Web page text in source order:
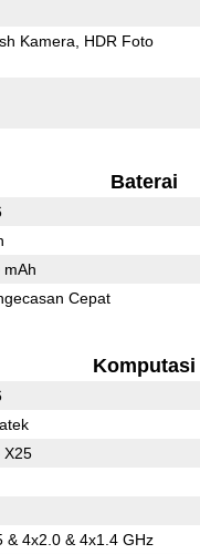
Kamera HDR Foto
Baterai
mAh
Cepat
Komputasi
X25
& 4x2.0 & 4x1.4 GHz